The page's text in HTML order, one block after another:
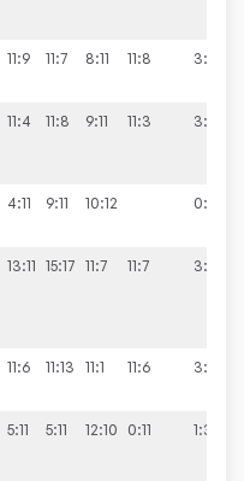
11:9 11:7 8:11 11:8 3:1
11:4 11:8 9:11 11:3 3:1
4:11 9:11 10:12 0:3
13:11 15:17 11:7 11:7 3:1
11:6 11:13 11:1 11:6 3:1
5:11 5:11 12:10 0:11 1:3